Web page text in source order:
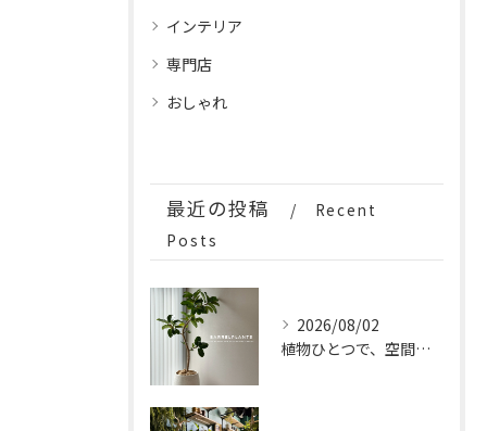
インテリア
専門店
おしゃれ
最近の投稿
Recent
Posts
2026/08/02
植物ひとつで、空間はもっと完成する。